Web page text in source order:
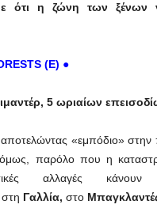
ότι η ζώνη των ξένων
(Ε) ●
5 ωριαίων
«εμπόδιο» στην
όμως, παρόλο που η
αλλαγές
στη Γαλλία, στο